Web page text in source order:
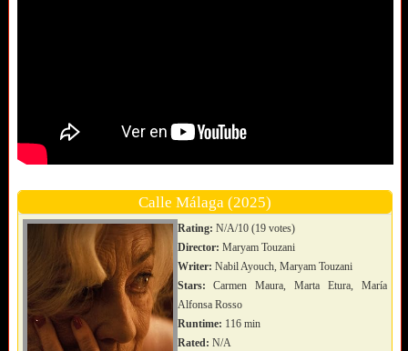
Calle Málaga (2025)
Rating: N/A/10 (19 votes)
Director: Maryam Touzani
Writer: Nabil Ayouch, Maryam Touzani
Stars: Carmen Maura, Marta Etura, María
Alfonsa Rosso
Runtime: 116 min
Rated: N/A